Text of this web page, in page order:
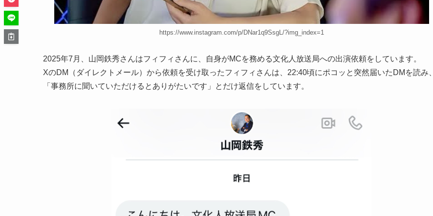
https://www.instagram.com/p/DNar1q9SsgL/?img_index=1
2025年7月、山岡鉄秀さんはフィフィさんに、自身がMCを務める文化人放送局への出演依頼をしています。
XのDM（ダイレクトメール）から依頼を受け取ったフィフィさんは、22:40頃にポコッと突然届いたDMを読み、
「事務所に聞いていただけるとありがたいです」とだけ返信をしています。